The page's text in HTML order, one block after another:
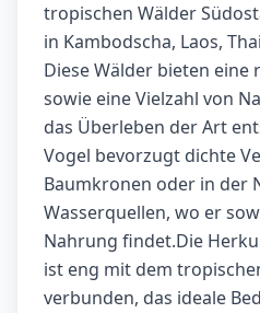
tropischen Wälder
in Kambodscha, Laos,
Diese Wälder bieten eine
sowie eine Vielzahl von
das Überleben der Art
Vogel bevorzugt dichte
Baumkronen oder in der
Wasserquellen, wo er
Nahrung findet.Die
ist eng mit dem
verbunden, das ideale